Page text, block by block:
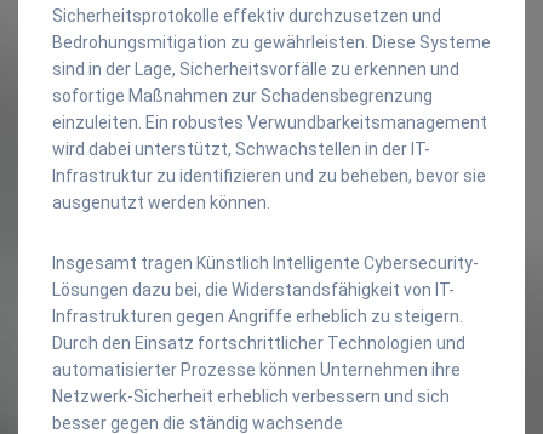
Sicherheitsprotokolle effektiv durchzusetzen und
Bedrohungsmitigation zu gewährleisten. Diese Systeme
sind in der Lage, Sicherheitsvorfälle zu erkennen und
sofortige Maßnahmen zur Schadensbegrenzung
einzuleiten. Ein robustes Verwundbarkeitsmanagement
wird dabei unterstützt, Schwachstellen in der IT-
Infrastruktur zu identifizieren und zu beheben, bevor sie
ausgenutzt werden können.
Insgesamt tragen Künstlich Intelligente Cybersecurity-
Lösungen dazu bei, die Widerstandsfähigkeit von IT-
Infrastrukturen gegen Angriffe erheblich zu steigern.
Durch den Einsatz fortschrittlicher Technologien und
automatisierter Prozesse können Unternehmen ihre
Netzwerk-Sicherheit erheblich verbessern und sich
besser gegen die ständig wachsende